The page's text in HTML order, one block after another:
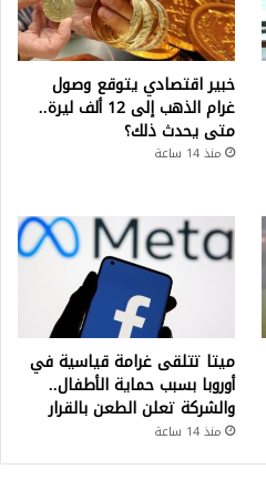
خبير اقتصادي يتوقع وصول
غرام الذهب إلى 12 ألف ليرة..
متى يحدث ذلك؟
منذ 14 ساعة
ميتا تتلقى غرامة قياسية في
أوروبا بسبب حماية الأطفال..
والشركة تعلن الطعن بالقرار
منذ 14 ساعة